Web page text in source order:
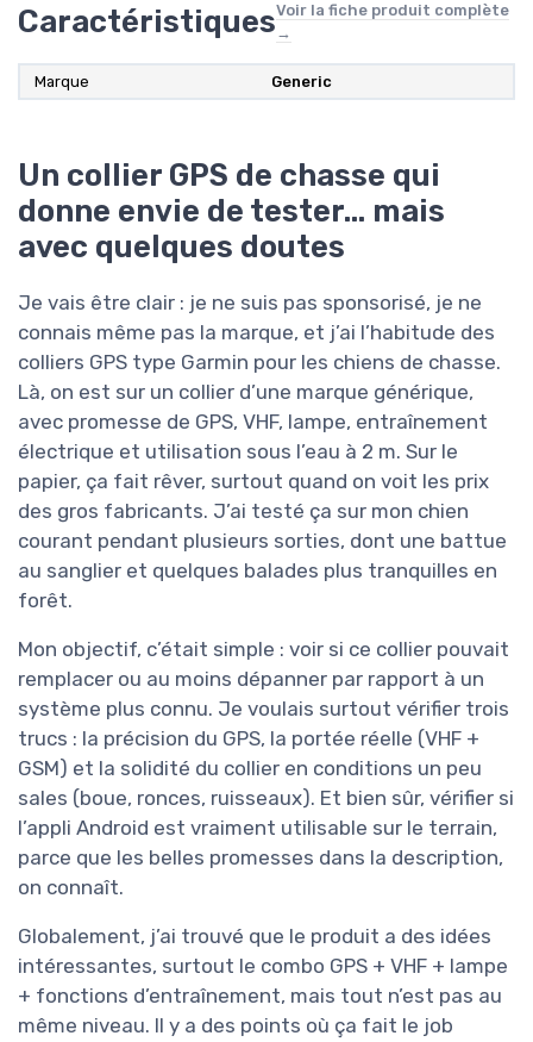
CaractéristiquesVoir la fiche produit complète
→
Marque Generic
Un collier GPS de chasse qui
donne envie de tester… mais
avec quelques doutes
Je vais être clair : je ne suis pas sponsorisé, je ne
connais même pas la marque, et j’ai l’habitude des
colliers GPS type Garmin pour les chiens de chasse.
Là, on est sur un collier d’une marque générique,
avec promesse de GPS, VHF, lampe, entraînement
électrique et utilisation sous l’eau à 2 m. Sur le
papier, ça fait rêver, surtout quand on voit les prix
des gros fabricants. J’ai testé ça sur mon chien
courant pendant plusieurs sorties, dont une battue
au sanglier et quelques balades plus tranquilles en
forêt.
Mon objectif, c’était simple : voir si ce collier pouvait
remplacer ou au moins dépanner par rapport à un
système plus connu. Je voulais surtout vérifier trois
trucs : la précision du GPS, la portée réelle (VHF +
GSM) et la solidité du collier en conditions un peu
sales (boue, ronces, ruisseaux). Et bien sûr, vérifier si
l’appli Android est vraiment utilisable sur le terrain,
parce que les belles promesses dans la description,
on connaît.
Globalement, j’ai trouvé que le produit a des idées
intéressantes, surtout le combo GPS + VHF + lampe
+ fonctions d’entraînement, mais tout n’est pas au
même niveau. Il y a des points où ça fait le job